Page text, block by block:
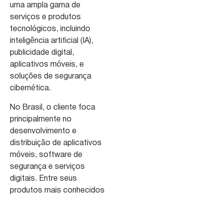
uma ampla gama de
serviços e produtos
tecnológicos, incluindo
inteligência artificial (IA),
publicidade digital,
aplicativos móveis, e
soluções de segurança
cibernética.
No Brasil, o cliente foca
principalmente no
desenvolvimento e
distribuição de aplicativos
móveis, software de
segurança e serviços
digitais. Entre seus
produtos mais conhecidos